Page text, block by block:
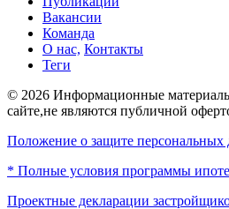
Вакансии
Команда
О нас, Контакты
Теги
© 2026 Информационные
сайте,не являются публичной
Положение о защите персональных
* Полные условия программы
Проектные декларации